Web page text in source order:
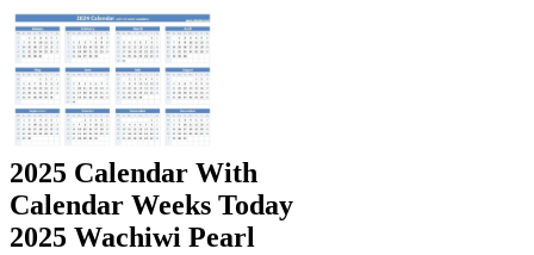
2025 Calendar With
Calendar Weeks Today
2025 Wachiwi Pearl